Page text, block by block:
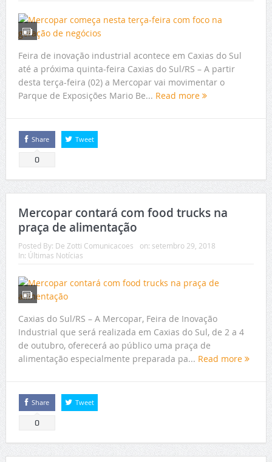
Feira de inovação industrial acontece em Caxias do Sul
até a próxima quinta-feira Caxias do Sul/RS – A partir
desta terça-feira (02) a Mercopar vai movimentar o
Parque de Exposições Mario Be... Read more
Share
0
Tweet
Mercopar contará com food trucks na
praça de alimentação
Posted By: De Zotti Comunicacoes on: setembro 29, 2018
In: Últimas Notícias
Caxias do Sul/RS – A Mercopar, Feira de Inovação
Industrial que será realizada em Caxias do Sul, de 2 a 4
de outubro, oferecerá ao público uma praça de
alimentação especialmente preparada pa... Read more
Share
0
Tweet